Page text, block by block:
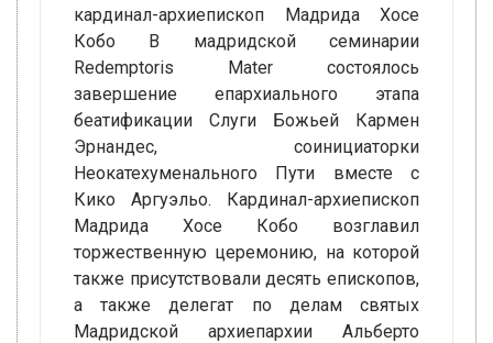
кардинал-архиепископ Мадрида Хосе
Кобо В мадридской семинарии
Redemptoris Mater состоялось
завершение епархиального этапа
беатификации Слуги Божьей Кармен
Эрнандес, соинициаторки
Неокатехуменального Пути вместе с
Кико Аргуэльо. Кардинал-архиепископ
Мадрида Хосе Кобо возглавил
торжественную церемонию, на которой
также присутствовали десять епископов,
а также делегат по делам святых
Мадридской архиепархии Альберто